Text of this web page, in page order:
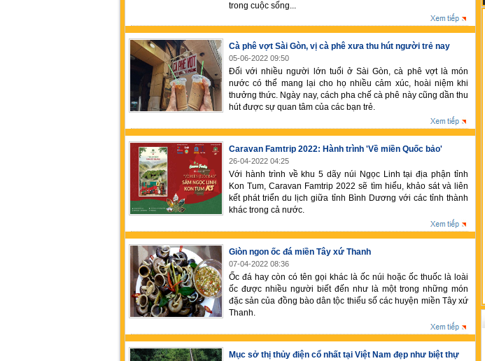
trong cuộc sống...
Cà phê vợt Sài Gòn, vị cà phê xưa thu hút người trẻ nay
05-06-2022 09:50
Đối với nhiều người lớn tuổi ở Sài Gòn, cà phê vợt là món
nước có thể mang lại cho họ nhiều cảm xúc, hoài niệm khi
thưởng thức. Ngày nay, cách pha chế cà phê này cũng dần thu
hút được sự quan tâm của các bạn trẻ.
Caravan Famtrip 2022: Hành trình 'Về miền Quốc bảo'
26-04-2022 04:25
Với hành trình về khu 5 dãy núi Ngọc Linh tại địa phận tỉnh
Kon Tum, Caravan Famtrip 2022 sẽ tìm hiểu, khảo sát và liên
kết phát triển du lịch giữa tỉnh Bình Dương với các tỉnh thành
khác trong cả nước.
Giòn ngon ốc đá miền Tây xứ Thanh
07-04-2022 08:36
Ốc đá hay còn có tên gọi khác là ốc núi hoặc ốc thuốc là loài
ốc được nhiều người biết đến như là một trong những món
đặc sản của đồng bào dân tộc thiểu số các huyện miền Tây xứ
Thanh.
Mục sở thị thủy điện cổ nhất tại Việt Nam đẹp như biệt thự